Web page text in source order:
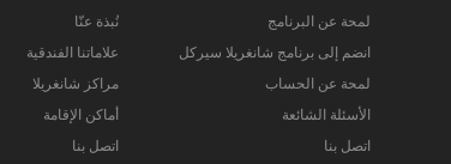
لمحة عن البرنامج
انضم إلى برنامج شانغريلا سيركل
لمحة عن الحساب
الأسئلة الشائعة
اتصل بنا
نُبذة عنّا
علاماتنا الفندقية
مراكز شانغريلا
أماكن الإقامة
اتصل بنا